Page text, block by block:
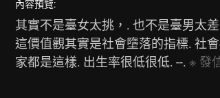
內容預覽:
其實不是臺女太挑，. 也不是臺男太
這價值觀其實是社會墮落的指標. 社
家都是這樣. 出生率很低很低. --. ※ 發